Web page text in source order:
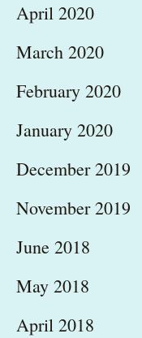
April 2020
March 2020
February 2020
January 2020
December 2019
November 2019
June 2018
May 2018
April 2018